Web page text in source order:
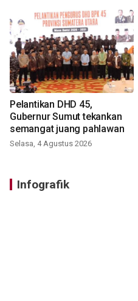
Pelantikan DHD 45,
Gubernur Sumut tekankan
semangat juang pahlawan
Selasa, 4 Agustus 2026
Infografik